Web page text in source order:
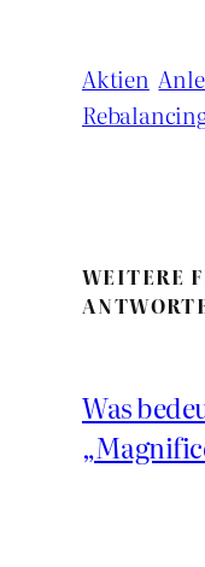
Aktien
WEITERE
Was